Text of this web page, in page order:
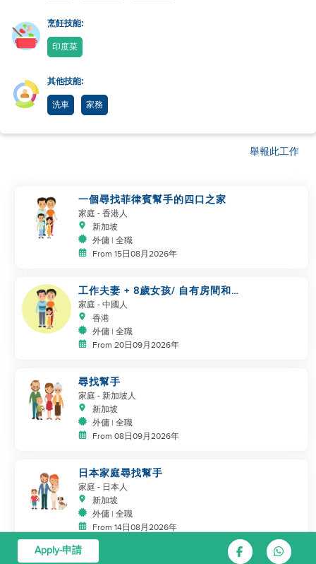
烹飪技能:
印度菜
其他技能:
洗車 家務
舉報此工作
一個尋找菲律賓幫手的四口之家
家庭 - 香港人
新加坡
外傭 | 全職
From 15日08月2026年
工作夫妻 + 8歲女孩/ 自有房間和
洗手間/ 5500-6000
家庭 - 中國人
香港
外傭 | 全職
From 20日09月2026年
尋找幫手
家庭 - 新加坡人
新加坡
外傭 | 全職
From 08日09月2026年
日本家庭尋找幫手
家庭 - 日本人
新加坡
外傭 | 全職
From 14日08月2026年
Apply-申請